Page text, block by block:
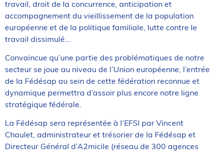
travail, droit de la concurrence, anticipation et
accompagnement du vieillissement de la population
européenne et de la politique familiale, lutte contre le
travail dissimulé…
Convaincue qu’une partie des problématiques de notre
secteur se joue au niveau de l’Union européenne, l’entrée
de la Fédésap au sein de cette fédération reconnue et
dynamique permettra d’assoir plus encore notre ligne
stratégique fédérale.
La Fédésap sera représentée à l’EFSI par Vincent
Chaulet, administrateur et trésorier de la Fédésap et
Directeur Général d’A2micile (réseau de 300 agences